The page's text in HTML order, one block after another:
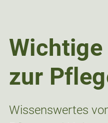
zur
Wissenswertes